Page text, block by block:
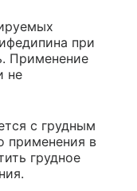
при
Применение
не
с грудным
применения в
грудное